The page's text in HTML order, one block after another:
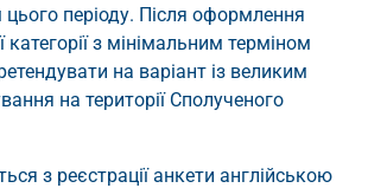
цього періоду. Після оформлення
з мінімальним терміном
на варіант із великим
на території Сполученого
з реєстрації анкети англійською